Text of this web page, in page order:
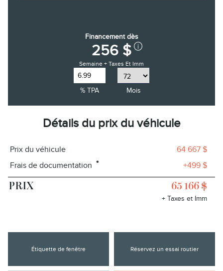
Détails du prix du véhicule
Prix ​​du véhicule
64 667 $
Frais de documentation * +499 $
PRIX 65 166 $
+ Taxes et Imm
Financement dès
256 $
Semaine + Taxes Et Imm
% TPA Mois
Étiquette de fenêtre Réservez un essai routier